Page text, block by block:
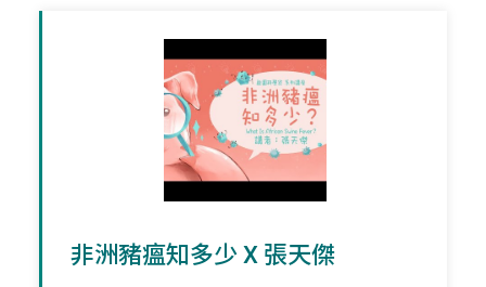
非洲豬瘟知多少 X 張天傑